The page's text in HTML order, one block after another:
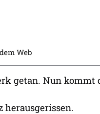
Web
getan. Nun kommt
herausgerissen.